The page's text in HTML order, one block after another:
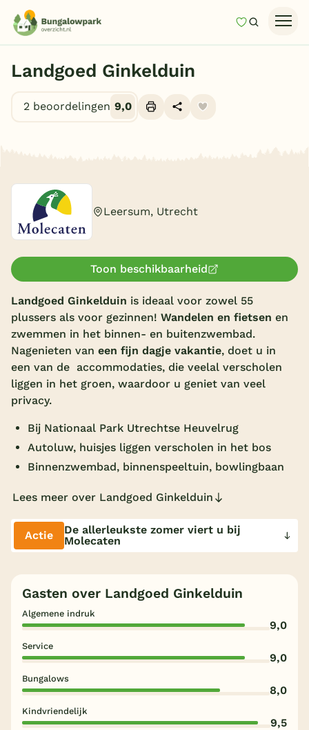
MijnZoeken
Last minutes
Top 12 aanbiedingen
Vakantiepark keuzehulp
Vakantieparken
Subtropisch zwembad
Overdekt zwembad
Wildwaterbaan
Indoor speeltuin
Keuzehulp
Veluwe
Limburg
Landgoed Ginkelduin
2 beoordelingen 9,0
Leersum, Utrecht
Toon beschikbaarheid
Landgoed Ginkelduin is ideaal voor zowel 55
plussers als voor gezinnen! Wandelen en fietsen en
zwemmen in het binnen- en buitenzwembad.
Nagenieten van een fijn dagje vakantie, doet u in
een van de accommodaties, die veelal verscholen
liggen in het groen, waardoor u geniet van veel
privacy.
Bij Nationaal Park Utrechtse Heuvelrug
Autoluw, huisjes liggen verscholen in het bos
Binnenzwembad, binnenspeeltuin, bowlingbaan
Lees meer over Landgoed Ginkelduin
Actie
De allerleukste zomer viert u bij
Molecaten
Gasten over Landgoed Ginkelduin
Algemene indruk
9,0
Service
9,0
Bungalows
8,0
Kindvriendelijk
9,5